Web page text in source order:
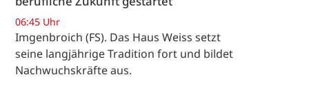
06:45 Uhr
Imgenbroich (FS). Das Haus Weiss setzt
seine langjährige Tradition fort und bildet
Nachwuchskräfte aus.